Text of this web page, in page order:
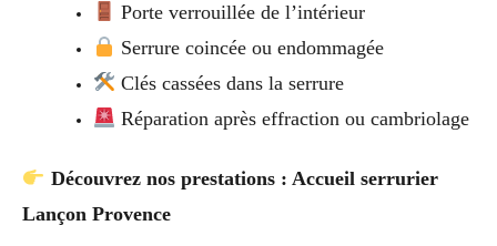
Porte verrouillée de l’intérieur
Serrure coincée ou endommagée
Clés cassées dans la serrure
Réparation après effraction ou cambriolage
Découvrez nos prestations : Accueil serrurier
Lançon Provence